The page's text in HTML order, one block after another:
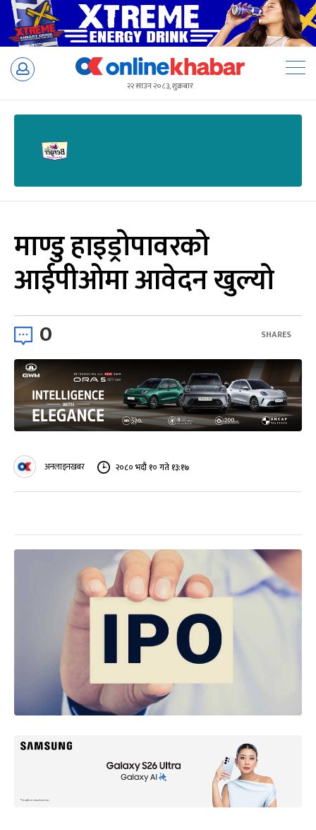
Skip
२२ साउन २०८३, शुक्रबार
माण्डु हाइड्रोपावरको
आईपीओमा आवेदन खुल्यो
0 SHARES
अनलाइनखबर २०८० भदौ १० गते १३:१७